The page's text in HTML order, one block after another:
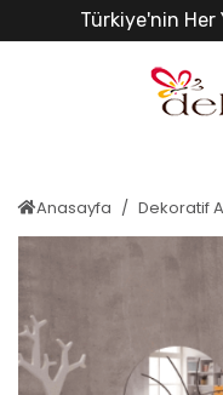
Türkiye'nin Her
Anasayfa Dekoratif